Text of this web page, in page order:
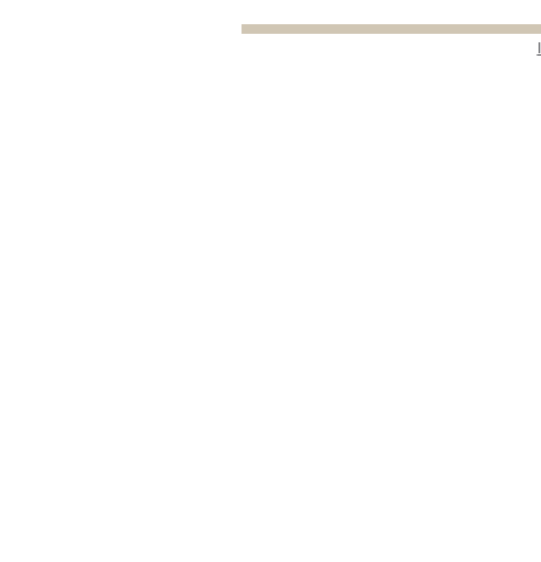
Colombia -Historia -Guerra de Independencia--1810-1819